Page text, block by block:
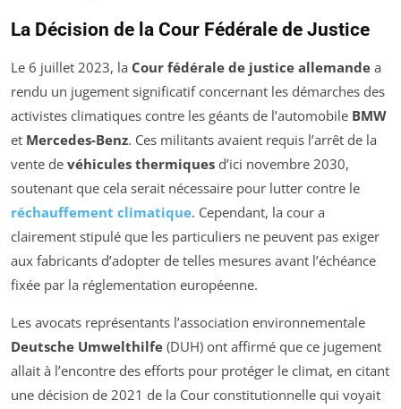
La Décision de la Cour Fédérale de Justice
Le 6 juillet 2023, la Cour fédérale de justice allemande a
rendu un jugement significatif concernant les démarches des
activistes climatiques contre les géants de l’automobile BMW
et Mercedes-Benz. Ces militants avaient requis l’arrêt de la
vente de véhicules thermiques d’ici novembre 2030,
soutenant que cela serait nécessaire pour lutter contre le
réchauffement climatique. Cependant, la cour a
clairement stipulé que les particuliers ne peuvent pas exiger
aux fabricants d’adopter de telles mesures avant l’échéance
fixée par la réglementation européenne.
Les avocats représentants l’association environnementale
Deutsche Umwelthilfe (DUH) ont affirmé que ce jugement
allait à l’encontre des efforts pour protéger le climat, en citant
une décision de 2021 de la Cour constitutionnelle qui voyait